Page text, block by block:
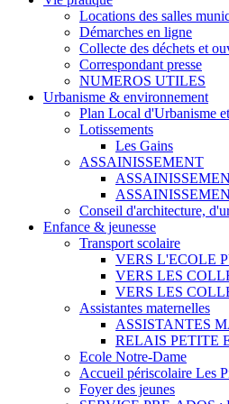
Locations des salles
Démarches en ligne
Collecte des déchets et
Correspondant presse
NUMEROS UTILES
Urbanisme & environnement
Plan Local d'Urbanisme
Lotissements
Les Gains
ASSAINISSEMENT
Conseil d'architecture,
Enfance & jeunesse
Transport scolaire
VERS L'ECOLE
VERS LES
VERS LES
Assistantes maternelles
ASSISTANTES
RELAIS PETITE
Ecole Notre-Dame
Accueil périscolaire Les
Foyer des jeunes